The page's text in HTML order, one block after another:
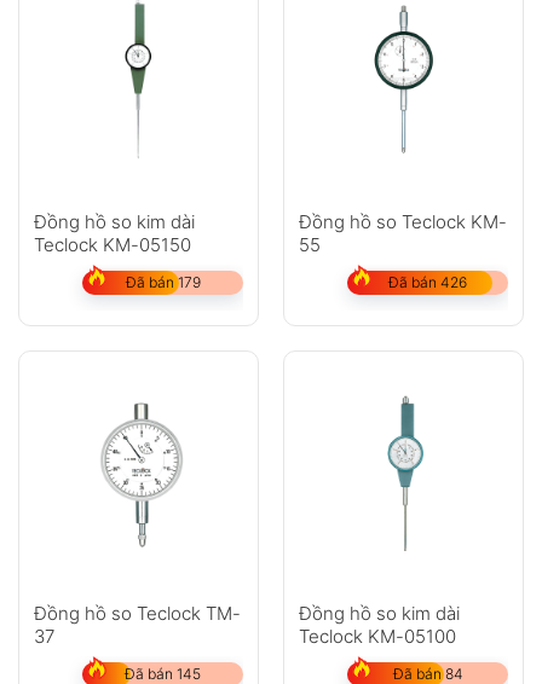
Đồng hồ so kim dài
Teclock KM-05150
Đã bán 179
Đồng hồ so Teclock KM-
55
Đã bán 426
Đồng hồ so Teclock TM-
37
Đã bán 145
Đồng hồ so kim dài
Teclock KM-05100
Đã bán 84